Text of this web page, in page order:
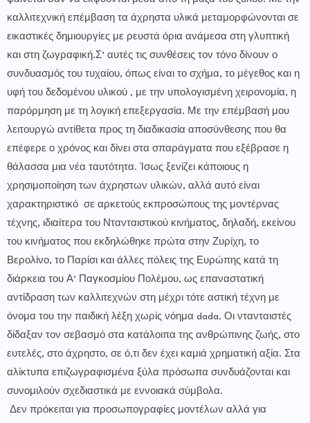
καλλιτεχνική επέμβαση τα άχρηστα υλικά μεταμορφώνονται σε
εικαστικές δημιουργίες με ρευστά όρια ανάμεσα στη γλυπτική
και στη ζωγραφική.Σ’ αυτές τις συνθέσεις τον τόνο δίνουν ο
συνδυασμός του τυχαίου, όπως είναι το σχήμα, το μέγεθος και η
υφή του δεδομένου υλικού , με την υπολογισμένη χειρονομία, η
παρόρμηση με τη λογική επεξεργασία. Με την επέμβασή μου
λειτουργώ αντίθετα προς τη διαδικασία αποσύνθεσης που θα
επέφερε ο χρόνος και δίνει στα σπαράγματα που εξέβρασε η
θάλασσα μια νέα ταυτότητα. Ίσως ξενίζει κάποιους η
χρησιμοποίηση των άχρηστων υλικών, αλλά αυτό είναι
χαρακτηριστικό σε αρκετούς εκπροσώπους της μοντέρνας
τέχνης, ιδιαίτερα του Ντανταιστικού κινήματος, δηλαδή, εκείνου
του κινήματος που εκδηλώθηκε πρώτα στην Ζυρίχη, το
Βερολίνο, το Παρίσι και άλλες πόλεις της Ευρώπης κατά τη
διάρκεια του Α’ Παγκοσμίου Πολέμου, ως επαναστατική
αντίδραση των καλλιτεχνών στη μέχρι τότε αστική τέχνη με
όνομα του την παιδική λέξη χωρίς νόημα dada. Οι ντανταιστές
δίδαξαν τον σεβασμό στα κατάλοιπα της ανθρώπινης ζωής, στο
ευτελές, στο άχρηστο, σε ό,τι δεν έχει καμιά χρηματική αξία. Στα
αλίκτυπα επιζωγραφισμένα ξύλα πρόσωπα συνδυάζονται και
συνομιλούν σχεδιαστικά με εννοιακά σύμβολα.
Δεν πρόκειται για προσωπογραφίες μοντέλων αλλά για